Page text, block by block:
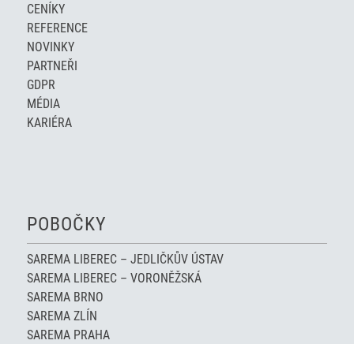
CENÍKY
REFERENCE
NOVINKY
PARTNEŘI
GDPR
MÉDIA
KARIÉRA
POBOČKY
SAREMA LIBEREC – JEDLIČKŮV ÚSTAV
SAREMA LIBEREC – VORONĚŽSKÁ
SAREMA BRNO
SAREMA ZLÍN
SAREMA PRAHA